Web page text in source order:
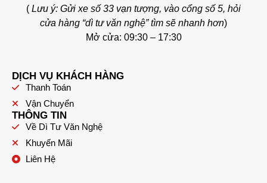
( Lưu ý: Gửi xe số 33 vạn tượng, vào cổng số 5, hỏi
cửa hàng “dì tư văn nghệ” tìm sẽ nhanh hơn)
Mở cửa: 09:30 – 17:30
DỊCH VỤ KHÁCH HÀNG
Thanh Toán
Vận Chuyển
THÔNG TIN
Về Dì Tư Văn Nghệ
Khuyến Mãi
Liên Hệ